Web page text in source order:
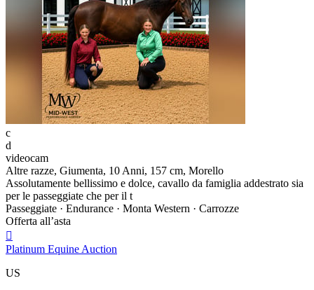
c
d
videocam
Altre razze, Giumenta, 10 Anni, 157 cm, Morello
Assolutamente bellissimo e dolce, cavallo da famiglia addestrato sia
per le passeggiate che per il t
Passeggiate · Endurance · Monta Western · Carrozze
Offerta all’asta

Platinum Equine Auction
US